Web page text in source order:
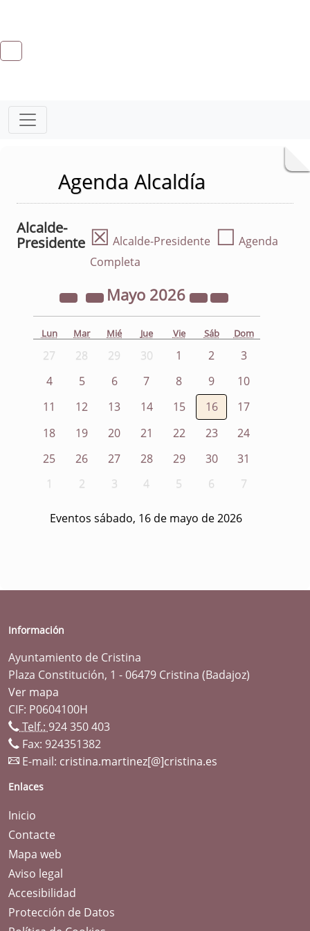
Agenda Alcaldía
Alcalde-
Presidente ☒ Alcalde-Presidente ☐ Agenda
Completa
Mayo 2026
Lun Mar Mié Jue Vie Sáb Dom
27 28 29 30 1 2
3
4
5 6 7 8 9
10
11
12 13 14 15 16
17
18
19 20 21 22 23
24
25
26 27 28 29 30
31
1
2 3 4 5 6 7
Eventos sábado, 16 de mayo de 2026
Información
Ayuntamiento de Cristina
Plaza Constitución, 1 - 06479 Cristina (Badajoz)
Ver mapa
CIF: P0604100H
Telf.: 924 350 403
Fax: 924351382
E-mail: cristina.martinez[@]cristina.es
Enlaces
Inicio
Contacte
Mapa web
Aviso legal
Accesibilidad
Protección de Datos